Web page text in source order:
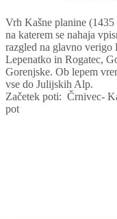
Vrh Kašne planine
na katerem se nahaja
razgled na glavno
Lepenatko in Rogatec,
Gorenjske. Ob lepem
vse do Julijskih Alp.
Začetek poti: Črnivec-
pot